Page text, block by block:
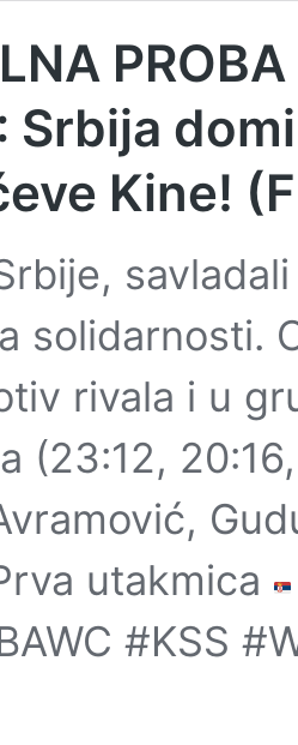
Srbija
Kine!
solidarnosti.
rivala i u
(23:12,
utakmica
#KSS